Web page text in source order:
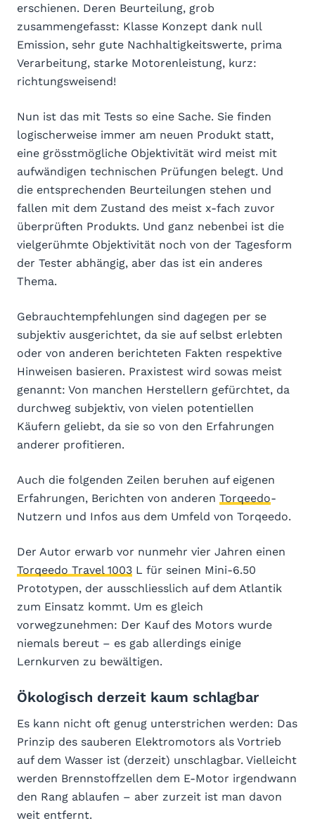
erschienen. Deren Beurteilung, grob
zusammengefasst: Klasse Konzept dank null
Emission, sehr gute Nachhaltigkeitswerte, prima
Verarbeitung, starke Motorenleistung, kurz:
richtungsweisend!
Nun ist das mit Tests so eine Sache. Sie finden
logischerweise immer am neuen Produkt statt,
eine grösstmögliche Objektivität wird meist mit
aufwändigen technischen Prüfungen belegt. Und
die entsprechenden Beurteilungen stehen und
fallen mit dem Zustand des meist x-fach zuvor
überprüften Produkts. Und ganz nebenbei ist die
vielgerühmte Objektivität noch von der Tagesform
der Tester abhängig, aber das ist ein anderes
Thema.
Gebrauchtempfehlungen sind dagegen per se
subjektiv ausgerichtet, da sie auf selbst erlebten
oder von anderen berichteten Fakten respektive
Hinweisen basieren. Praxistest wird sowas meist
genannt: Von manchen Herstellern gefürchtet, da
durchweg subjektiv, von vielen potentiellen
Käufern geliebt, da sie so von den Erfahrungen
anderer profitieren.
Auch die folgenden Zeilen beruhen auf eigenen
Erfahrungen, Berichten von anderen Torqeedo-
Nutzern und Infos aus dem Umfeld von Torqeedo.
Der Autor erwarb vor nunmehr vier Jahren einen
Torqeedo Travel 1003 L für seinen Mini-6.50
Prototypen, der ausschliesslich auf dem Atlantik
zum Einsatz kommt. Um es gleich
vorwegzunehmen: Der Kauf des Motors wurde
niemals bereut – es gab allerdings einige
Lernkurven zu bewältigen.
Ökologisch derzeit kaum schlagbar
Es kann nicht oft genug unterstrichen werden: Das
Prinzip des sauberen Elektromotors als Vortrieb
auf dem Wasser ist (derzeit) unschlagbar. Vielleicht
werden Brennstoffzellen dem E-Motor irgendwann
den Rang ablaufen – aber zurzeit ist man davon
weit entfernt.